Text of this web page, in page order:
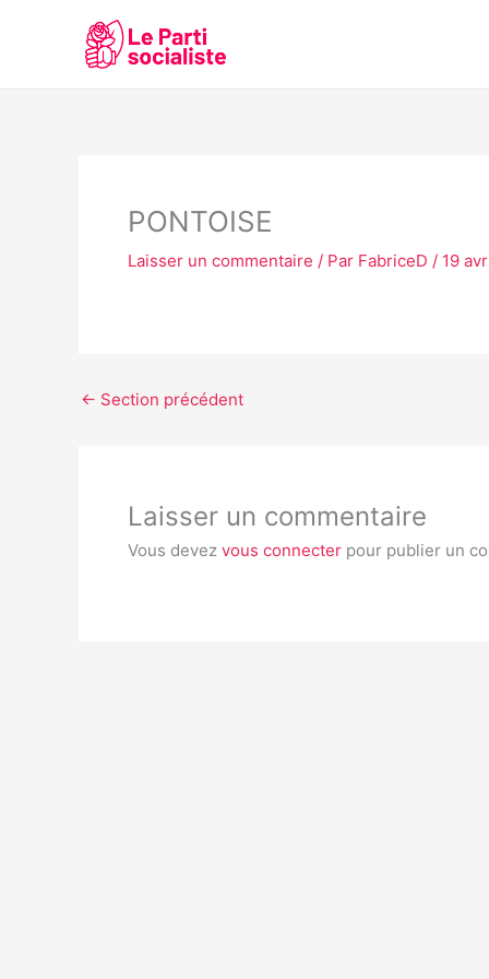
PONTOISE
Laisser un commentaire / Par FabriceD / 19
← Section précédent
Laisser un commentaire
Vous devez vous connecter pour publier un